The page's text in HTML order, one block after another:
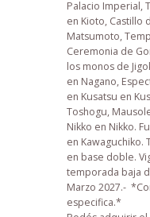
Palacio Imperial,
en Kioto, Castillo
Matsumoto,
Ceremonia de
los monos de
en Nagano,
en Kusatsu en
Toshogu,
Nikko en Nikko.
en Kawaguchiko.
en base doble.
temporada baja
Marzo 2027.-
especifica.*